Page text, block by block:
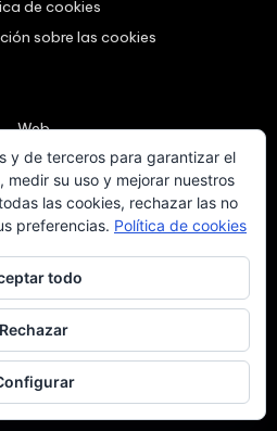
de cookies
sobre las cookies
Web
PortFolio
Educativo
altraforma Internacional.
y de terceros para garantizar el
su uso y mejorar nuestros
las cookies, rechazar las no
preferencias. Política de cookies
todo
Rechazar